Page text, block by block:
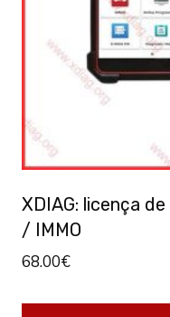
XDIAG: licença
/ IMMO
68.00€